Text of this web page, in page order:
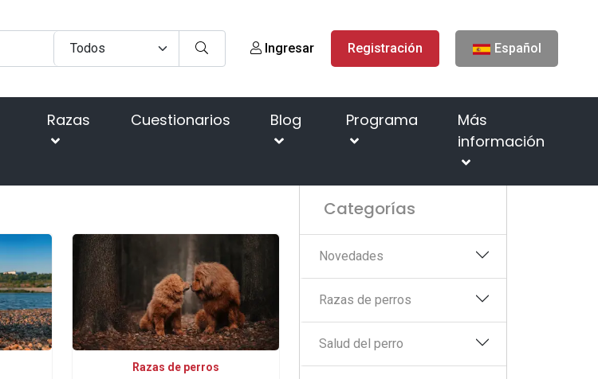
Ingresar Registración Español
Razas Cuestionarios Blog Programa
Más
información
Hechos graciosos
Razas de perros
Categorías
Novedades
Razas de perros
Salud del perro